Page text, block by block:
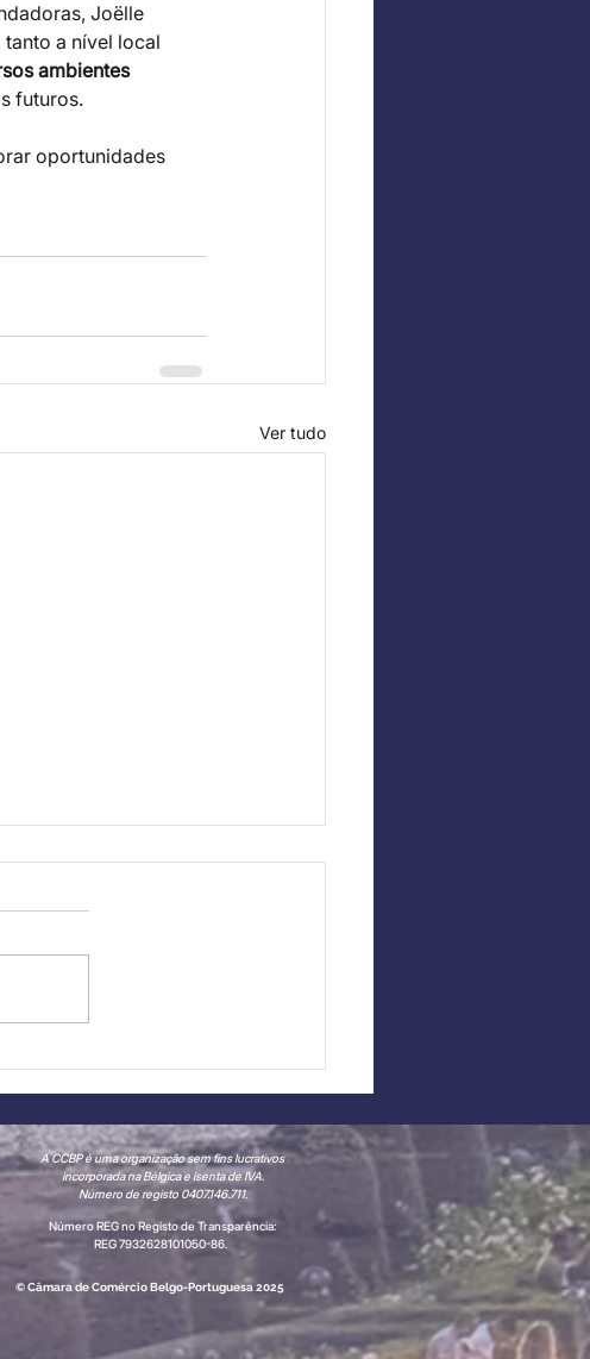
Joëlle
a nível local
ambientes
futuros.
oportunidades
Ver tudo
A CCBP é uma organização sem fins lucrativos
incorporada na Bélgica e isenta de IVA.
Número de registo 0407.146.711.
Número REG no Registo de Transparência:
REG 7932628101050-86.
© Câmara de Comércio Belgo-Portuguesa 2025